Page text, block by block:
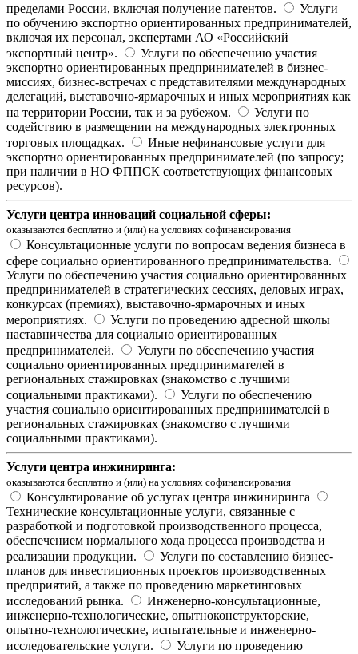
пределами России, включая получение патентов.
Услуги
по обучению экспортно ориентированных предпринимателей,
включая их персонал, экспертами АО «Российский
экспортный центр».
Услуги по обеспечению участия
экспортно ориентированных предпринимателей в бизнес-
миссиях, бизнес-встречах с представителями международных
делегаций, выставочно-ярмарочных и иных мероприятиях как
на территории России, так и за рубежом.
Услуги по
содействию в размещении на международных электронных
торговых площадках.
Иные нефинансовые услуги для
экспортно ориентированных предпринимателей (по запросу;
при наличии в НО ФППСК соответствующих финансовых
ресурсов).
Услуги центра инноваций социальной сферы:
оказываются бесплатно и (или) на условиях софинансирования
Консультационные услуги по вопросам ведения бизнеса в
сфере социально ориентированного предпринимательства.
Услуги по обеспечению участия социально ориентированных
предпринимателей в стратегических сессиях, деловых играх,
конкурсах (премиях), выставочно-ярмарочных и иных
мероприятиях.
Услуги по проведению адресной школы
наставничества для социально ориентированных
предпринимателей.
Услуги по обеспечению участия
социально ориентированных предпринимателей в
региональных стажировках (знакомство с лучшими
социальными практиками).
Услуги по обеспечению
участия социально ориентированных предпринимателей в
региональных стажировках (знакомство с лучшими
социальными практиками).
Услуги центра инжиниринга:
оказываются бесплатно и (или) на условиях софинансирования
Консультирование об услугах центра инжиниринга
Технические консультационные услуги, связанные с
разработкой и подготовкой производственного процесса,
обеспечением нормального хода процесса производства и
реализации продукции.
Услуги по составлению бизнес-
планов для инвестиционных проектов производственных
предприятий, а также по проведению маркетинговых
исследований рынка.
Инженерно-консультационные,
инженерно-технологические, опытноконструкторские,
опытно-технологические, испытательные и инженерно-
исследовательские услуги.
Услуги по проведению